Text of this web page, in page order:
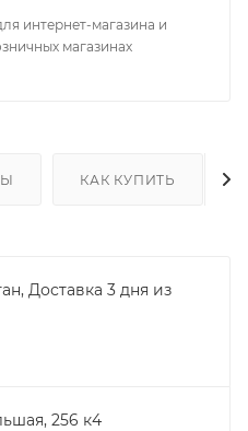
интернет-магазина и
магазинах
КАК КУПИТЬ
Доставка 3 дня из
256 к4